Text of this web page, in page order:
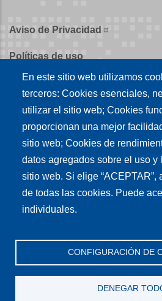
En este sitio web utilizamos
terceros: Cookies esenciales,
utilizar el sitio web; Cookies
proporcionan una mejor
sitio web; Cookies de
datos agregados sobre el uso y
sitio web. Si elige “ACEPTAR”,
de todas las cookies. Puede
individuales.
CONFIGURACIÓN DE
DENEGAR
Aviso de Privacidad
Políticas de uso
Políticas de publicación
Créditos
Tu conexión es
Síguenos en